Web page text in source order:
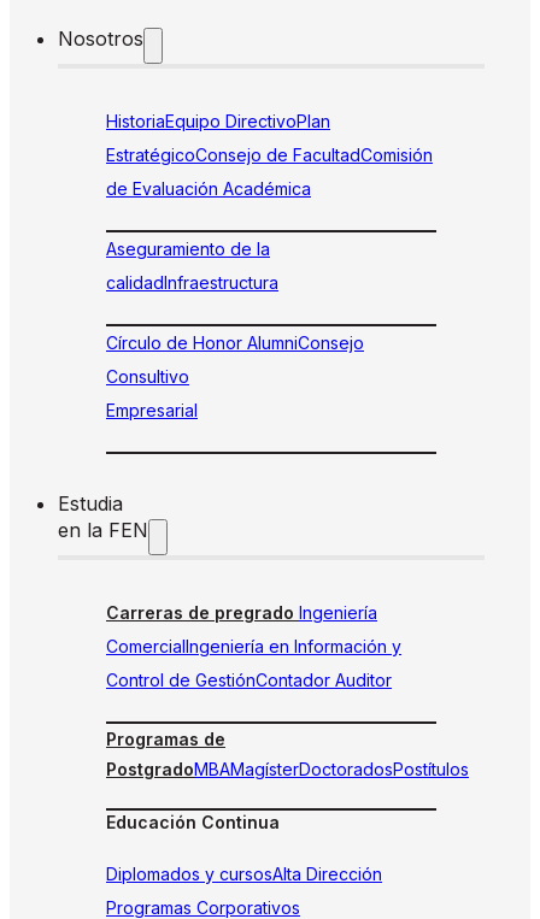
Nosotros
HistoriaEquipo DirectivoPlan
EstratégicoConsejo de FacultadComisión
de Evaluación Académica
Aseguramiento de la
calidadInfraestructura
Círculo de Honor AlumniConsejo
Consultivo
Empresarial
Estudia
en la FEN
Carreras de pregrado Ingeniería
ComercialIngeniería en Información y
Control de GestiónContador Auditor
Programas de
PostgradoMBAMagísterDoctoradosPostítulos
Educación Continua
Diplomados y cursosAlta Dirección
Programas Corporativos